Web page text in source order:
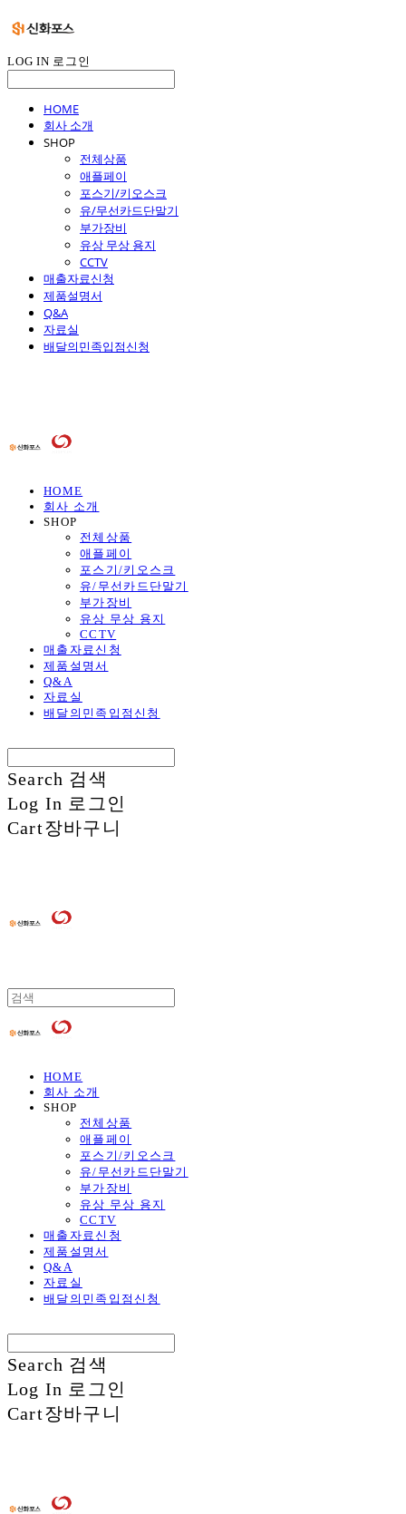
LOG IN 로그인
HOME
회사 소개
SHOP
전체상품
애플페이
포스기/키오스크
유/무선카드단말기
부가장비
유상 무상 용지
CCTV
매출자료신청
제품설명서
Q&A
자료실
배달의민족입점신청
HOME
회사 소개
SHOP
전체상품
애플페이
포스기/키오스크
유/무선카드단말기
부가장비
유상 무상 용지
CCTV
매출자료신청
제품설명서
Q&A
자료실
배달의민족입점신청
Search 검색
Log In 로그인
Cart장바구니
HOME
회사 소개
SHOP
전체상품
애플페이
포스기/키오스크
유/무선카드단말기
부가장비
유상 무상 용지
CCTV
매출자료신청
제품설명서
Q&A
자료실
배달의민족입점신청
Search 검색
Log In 로그인
Cart장바구니